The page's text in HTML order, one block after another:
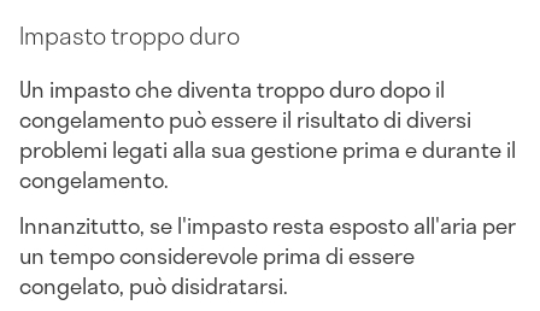
Impasto troppo duro
Un impasto che diventa troppo duro dopo il
congelamento può essere il risultato di diversi
problemi legati alla sua gestione prima e durante il
congelamento.
Innanzitutto, se l'impasto resta esposto all'aria per
un tempo considerevole prima di essere
congelato, può disidratarsi.